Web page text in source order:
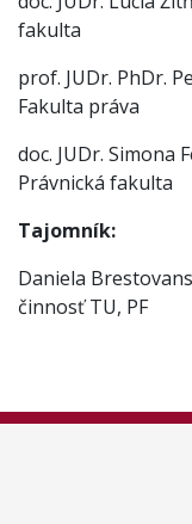
fakulta
prof. JUDr. PhDr.
Fakulta práva
doc. JUDr. Simona
Právnická fakulta
Tajomník:
Daniela
činnosť TU, PF